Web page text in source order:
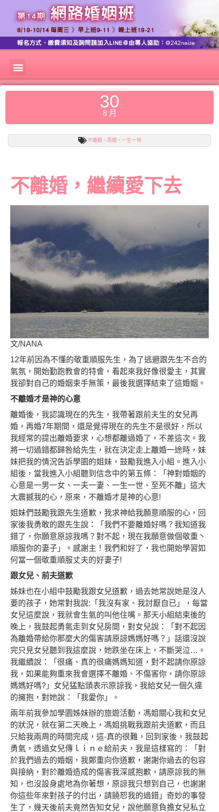
30
8 月
不離婚，再婚，一生一世
不離婚，繼續愛下去
文/NANA
12年前因為不懂的敬重順服先生，為了逃避跟先生不合的
氣氛，開始勤跑教會的特會，看起來我好像很愛主，其實
我卻對自己的婚姻束手無策，最後我選擇結束了這婚姻。
不離婚才是神的心意
離婚後，我認識現在的先生，我帶著跟前夫生的女兒再
婚，再婚7年期間，還是覺得現在的先生不是很好，所以
我經常的提出離婚要求，心想都離過婚了，不差這次。 我
將一切過錯都歸咎給先生，就在決定走上離婚一途時，妹
妹把我的情況告訴學園的姐妹，鼓勵我進入小組。進入小
組後，當我進入小組聽到信念中的第五條：「神對婚姻的
心意是一男一女、一夫一妻、一生一世、至死不離」這大
大震撼我的心，原來，不離婚才是神的心意!
姐妹們鼓勵我跟先生道歉，我求神給我願意順服的心，回
家後我勇敢的跟先生說：「我們不要離婚好嗎？我知道我
錯了，你願意原諒我嗎？對不起，現在我願意做個敬重丶
順服你的妻子」。感謝主！我們和好了，我也開始學習如
何當一個敬重順服丈夫的好妻子!
跟女兒、前夫道歉
姊妹也在小組中鼓勵我跟女兒道歉，過去她常說她是沒人
要的孩子，她常對我說:「我沒有家、我討厭自已」，每當
女兒這麼說，我就會生氣的叫他住嘴。那天小組結束後的
晚上，我鼓起勇氣走到女兒房間，對女兒說：「對不起因
為離婚帶給你那麼大的傷害請原諒媽媽好嗎？」話還沒說
完只見女兒聽到我這麼說，她跌坐在床上，不斷哭泣…。
我繼續說：「很痛、真的很痛媽媽知道，對不起請你原諒
我，如果能夠重來我會選擇不離婚、不傷害你，請你原諒
媽媽好嗎?」女兒猛點頭表示原諒我，我給女兒一個久違
的擁抱，對她說：「我愛你」。
兩年前我參加學園姊妹辦的旅遊活動，馮姐關心我和女兒
的狀況，就在第二天晚上，馮姐挑戰我跟前夫道歉，而且
只給我兩周的時間完成，這-真的很難，回到家後，我鼓起
勇氣，透過女兒傳ｌｉｎｅ給前夫，我是這樣寫的：「對
於我們過去的婚姻，我鄭重向你道歉，謝謝你過去的包容
與接納，對於離婚造成的傷害我深感抱歉，請原諒我的無
知，也沒設身處地為你著想，原諒我只想到自己，也謝謝
你這些年來對孩子的付出，請饒恕我的過錯」奇妙的事發
生了，幾天後前夫竟然告知女兒，說他願意負擔女兒私立